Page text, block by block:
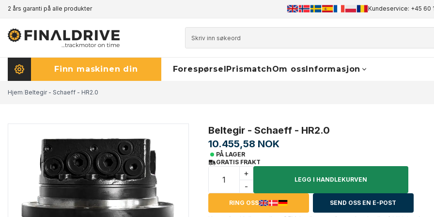
2 års garanti på alle produkterPrisgaranti - klikk her for å lese mer +45 60 17 81 50 info@finaldrive-trackmotors.com
Kundeservice: +45 60
Finn maskinen din ForespørselPrismatchOm ossInformasjon
Hjem/Beltegir - Schaeff - HR2.0
Beltegir - Schaeff - HR2.0
10.455,58 NOK
PÅ LAGER
GRATIS FRAKT
+
-
LEGG I HANDLEKURVEN
RING OSS SEND OSS EN E-POST